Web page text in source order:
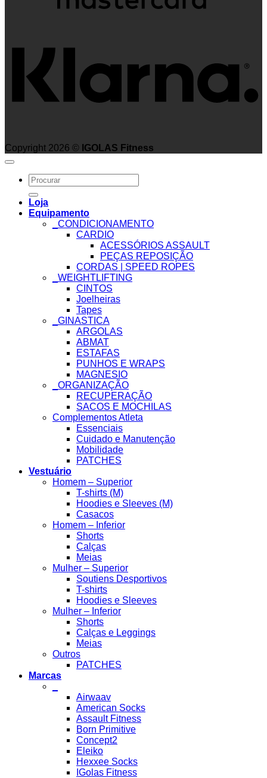
Copyright 2026 © IGOLAS Fitness
Search
for:
Loja
Equipamento
_CONDICIONAMENTO
CARDIO
ACESSÓRIOS ASSAULT
PEÇAS REPOSIÇÃO
CORDAS | SPEED ROPES
_WEIGHTLIFTING
CINTOS
Joelheiras
Tapes
_GINASTICA
ARGOLAS
ABMAT
ESTAFAS
PUNHOS E WRAPS
MAGNESIO
_ORGANIZAÇÃO
RECUPERAÇÃO
SACOS E MOCHILAS
Complementos Atleta
Essenciais
Cuidado e Manutenção
Mobilidade
PATCHES
Vestuário
Homem – Superior
T-shirts (M)
Hoodies e Sleeves (M)
Casacos
Homem – Inferior
Shorts
Calças
Meias
Mulher – Superior
Soutiens Desportivos
T-shirts
Hoodies e Sleeves
Mulher – Inferior
Shorts
Calças e Leggings
Meias
Outros
PATCHES
Marcas
Airwaav
American Socks
Assault Fitness
Born Primitive
Concept2
Eleiko
Hexxee Socks
IGolas Fitness